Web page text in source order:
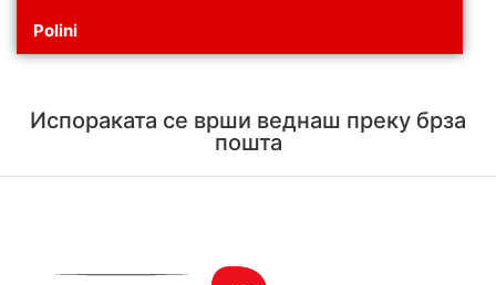
Polini
Испораката се врши веднаш преку брза
пошта